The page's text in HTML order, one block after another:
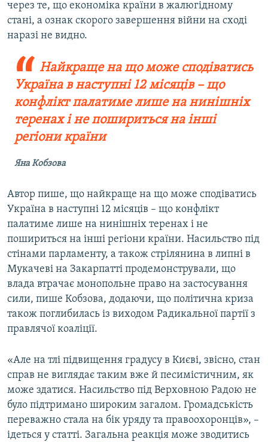
через те, що економіка країни в жалюгідному
стані, а ознак скорого завершення війни на сході
наразі не видно.
Найкраще на що може сподіватись
Україна в наступні 12 місяців – що
конфлікт палатиме лише на нинішніх
теренах і не пошириться на інші
регіони країни
Яна Кобзова
Автор пише, що найкраще на що може сподіватись
Україна в наступні 12 місяців – що конфлікт
палатиме лише на нинішніх теренах і не
пошириться на інші регіони країни. Насильство під
стінами парламенту, а також стрілянина в липні в
Мукачеві на Закарпатті продемонстрували, що
влада втрачає монопольне право на застосування
сили, пише Кобзова, додаючи, що політична криза
також поглибилась із виходом Радикальної партії з
правлячої коаліції.
«Але на тлі підвищення градусу в Києві, звісно, стан
справ не виглядає таким вже й песимістичним, як
може здатися. Насильство під Верховною Радою не
було підтримано широким загалом. Громадськість
переважно стала на бік уряду та правоохоронців», –
ідеться у статті. Загальна реакція може зводитись